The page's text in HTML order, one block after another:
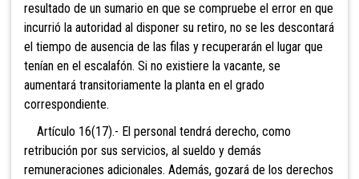
resultado de un sumario en que se compruebe el error en que
incurrió la autoridad al disponer su retiro, no se les descontará
el tiempo de ausencia de las filas y recuperarán el lugar que
tenían en el escalafón. Si no existiere la vacante, se
aumentará transitoriamente la planta en el grado
correspondiente.
Artículo 16(17).- El personal tendrá derecho, como
retribución por sus servicios, al sueldo y demás
remuneraciones adicionales. Además, gozará de los derechos